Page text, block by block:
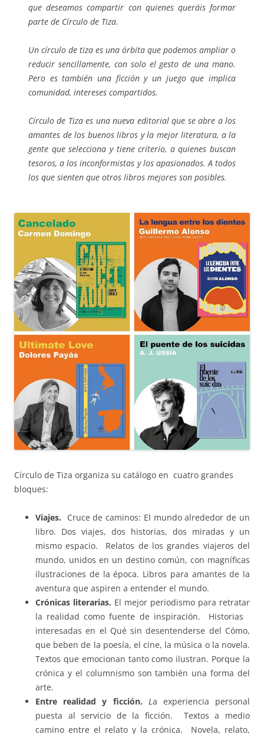
que deseamos compartir con quienes queráis formar
parte de Círculo de Tiza.
Un círculo de tiza es una órbita que podemos ampliar o
reducir sencillamente, con solo el gesto de una mano.
Pero es también una ficción y un juego que implica
comunidad, intereses compartidos.
Círculo de Tiza es una nueva editorial que se abre a los
amantes de los buenos libros y la mejor literatura, a la
gente que selecciona y tiene criterio, a quienes buscan
tesoros, a los inconformistas y los apasionados. A todos
los que sienten que otros libros mejores son posibles.
Círculo de Tiza organiza su catálogo en cuatro grandes
bloques:
Viajes. Cruce de caminos: El mundo alrededor de un
libro. Dos viajes, dos historias, dos miradas y un
mismo espacio. Relatos de los grandes viajeros del
mundo, unidos en un destino común, con magníficas
ilustraciones de la época. Libros para amantes de la
aventura que aspiren a entender el mundo.
Crónicas literarias. El mejor periodismo para retratar
la realidad como fuente de inspiración. Historias
interesadas en el Qué sin desentenderse del Cómo,
que beben de la poesía, el cine, la música o la novela.
Textos que emocionan tanto como ilustran. Porque la
crónica y el columnismo son también una forma del
arte.
Entre realidad y ficción. La experiencia personal
puesta al servicio de la ficción. Textos a medio
camino entre el relato y la crónica. Novela, relato,